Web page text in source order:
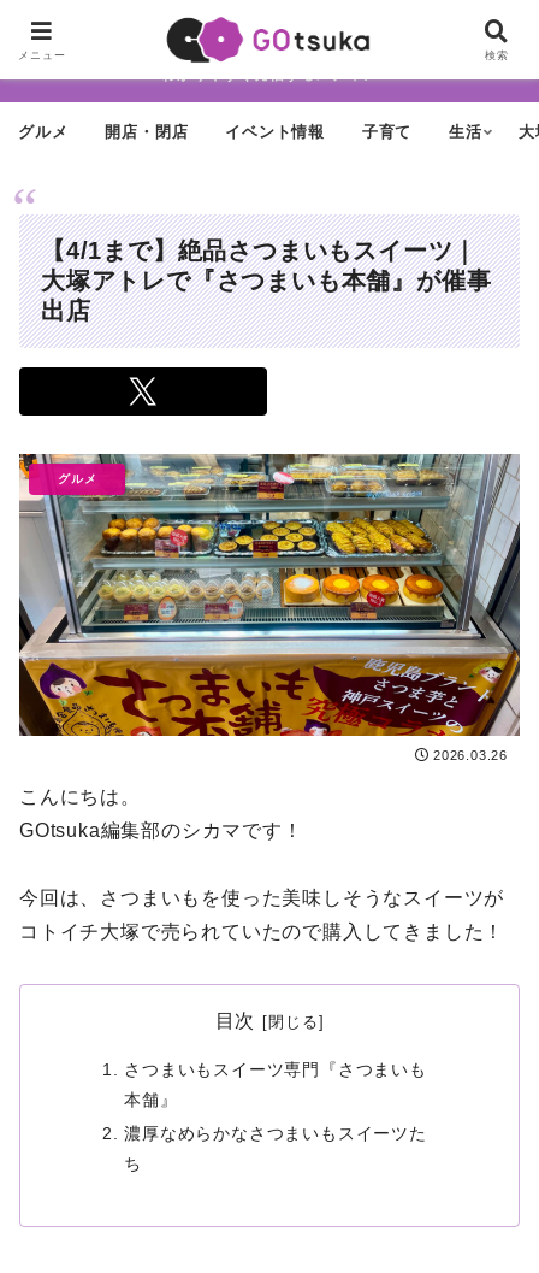
ちょっと怪しげだけど最近どんどん進化する街「大塚」の魅力を面白く・
グルメ 開店・閉店 イベント情報 子育て 生活 大
【4/1まで】絶品さつまいもスイーツ｜
大塚アトレで『さつまいも本舗』が催事
出店
グルメ
2026.03.26
こんにちは。
GOtsuka編集部のシカマです！
今回は、さつまいもを使った美味しそうなスイーツが
コトイチ大塚で売られていたので購入してきました！
目次
さつまいもスイーツ専門『さつまいも
本舗』
濃厚なめらかなさつまいもスイーツた
ち
メニュー 検索